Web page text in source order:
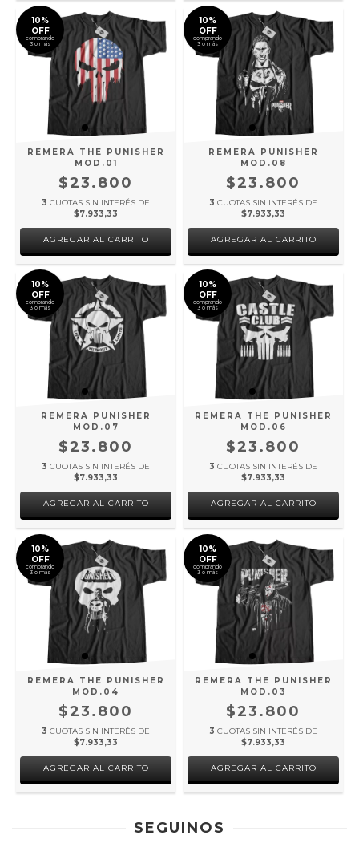
10%
OFF
comprando
3 o más
REMERA THE PUNISHER
MOD.01
$23.800
3 CUOTAS SIN INTERÉS DE
$7.933,33
AGREGAR AL CARRITO
10%
OFF
comprando
3 o más
REMERA PUNISHER
MOD.08
$23.800
3 CUOTAS SIN INTERÉS DE
$7.933,33
AGREGAR AL CARRITO
10%
OFF
comprando
3 o más
REMERA PUNISHER
MOD.07
$23.800
3 CUOTAS SIN INTERÉS DE
$7.933,33
AGREGAR AL CARRITO
10%
OFF
comprando
3 o más
REMERA THE PUNISHER
MOD.06
$23.800
3 CUOTAS SIN INTERÉS DE
$7.933,33
AGREGAR AL CARRITO
10%
OFF
comprando
3 o más
REMERA THE PUNISHER
MOD.04
$23.800
3 CUOTAS SIN INTERÉS DE
$7.933,33
AGREGAR AL CARRITO
10%
OFF
comprando
3 o más
REMERA THE PUNISHER
MOD.03
$23.800
3 CUOTAS SIN INTERÉS DE
$7.933,33
AGREGAR AL CARRITO
SEGUINOS